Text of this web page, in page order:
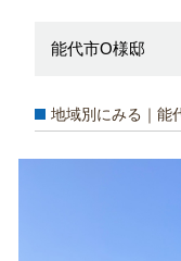
能代市O様邸
地域別にみる｜能